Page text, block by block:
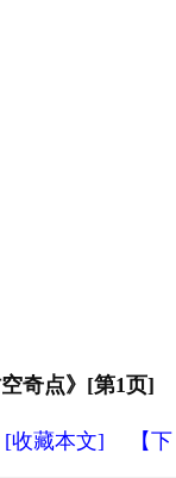
奇点》[第1页]
[收藏本文]
【下